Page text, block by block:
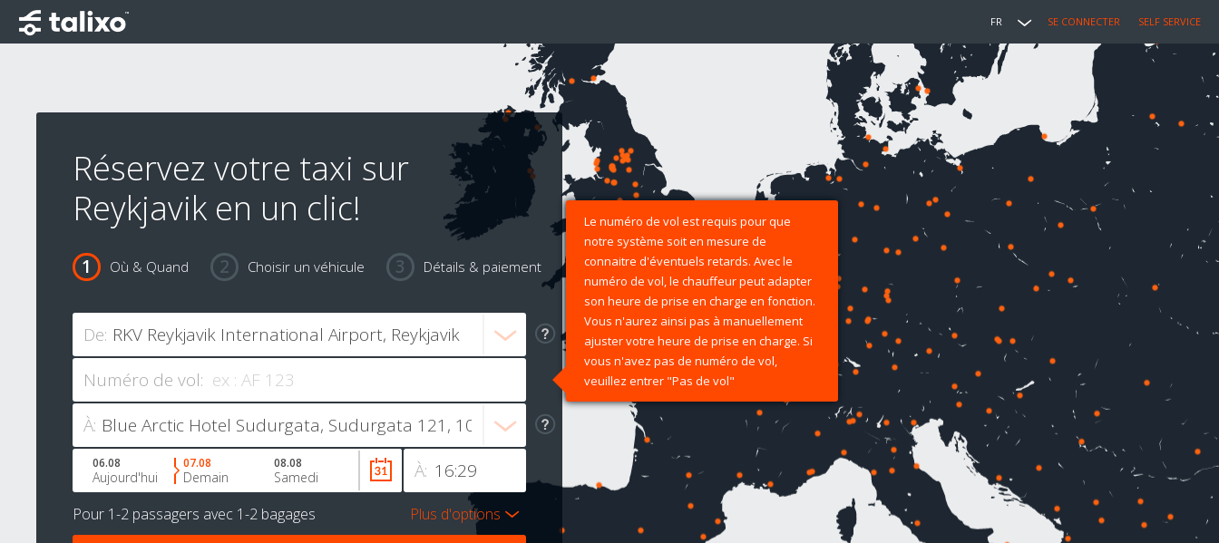
FR SE CONNECTER SELF SERVICE
Réservez votre taxi sur
Reykjavik en un clic!
Où & Quand Choisir un véhicule Détails & paiement
De:
Numéro de vol:
Le numéro de vol est requis pour que
notre système soit en mesure de
connaitre d'éventuels retards. Avec le
numéro de vol, le chauffeur peut adapter
son heure de prise en charge en fonction.
Vous n'aurez ainsi pas à manuellement
ajuster votre heure de prise en charge. Si
vous n'avez pas de numéro de vol,
veuillez entrer "Pas de vol"
À:
À:
06.08
Aujourd'hui
07.08
Demain
08.08
Samedi
Pour 1-2 passagers avec 1-2 bagages Plus d'options